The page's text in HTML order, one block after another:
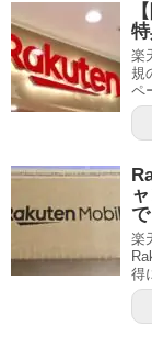
楽
規
ペ
で
楽
得